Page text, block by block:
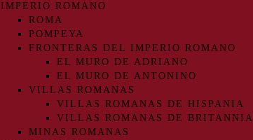
IMPERIO ROMANO
ROMA
POMPEYA
FRONTERAS DEL IMPERIO ROMANO
EL MURO DE ADRIANO
EL MURO DE ANTONINO
VILLAS ROMANAS
VILLAS ROMANAS DE HISPANIA
VILLAS ROMANAS DE BRITANNIA
MINAS ROMANAS